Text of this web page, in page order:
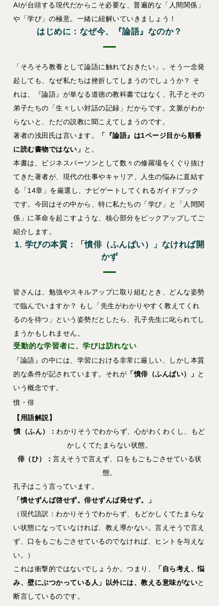
AIが台頭する現代だからこそ必要な、普遍的な「人間関係」
や「学び」の極意。一緒に紐解いていきましょう！
はじめに：なぜ今、『論語』なのか？
「そろそろ教養として論語に触れておきたい」。そう一念発
起しても、なぜ私たちは挫折してしまうのでしょうか？ そ
れは、『論語』が単なる道徳の教科書ではなく、孔子とその
弟子たちの「生々しい対話の記録」だからです。文脈がわか
らないと、ただの説教に聞こえてしまうのです。
著者の浅田氏は言います。
「『論語』は1ページ目から順番
に読む書物ではない」 と。
本書は、ビジネスパーソンとして数々の修羅場をくぐり抜け
てきた著者が、現代の仕事やキャリア、人生の悩みに直結す
る「14章」を厳選し、ナビゲートしてくれるガイドブック
です。今回はその中から、特に私たちの「学び」と「人間関
係」に革命を起こすような、核心部分をピックアップしてご
紹介します。
1. 学びの本質：「憤俳（ふんぱい）」なければ開
かず
皆さんは、勉強やスキルアップに取り組むとき、どんな姿勢
で臨んでいますか？ もし「先生がわかりやすく教えてくれ
るのを待つ」という姿勢だとしたら、孔子先生に叱られてし
まうかもしれません。
受動的な学習者に、学びは訪れない
『論語』の中には、学習における非常に厳しい、しかし本質
的な条件が記されています。それが 「憤俳（ふんぱい）」 と
いう概念です。
憤・俳
【用語解説】
憤（ふん）： わかりそうでわからず、心がわくわくし、もど
かしくてたまらない状態。
俳（ひ）： 言えそうで言えず、口をもごもごさせている状
態。
孔子はこう言っています。
「憤せずんば啓せず。俳せずんば発せず。」
（現代語訳：わかりそうでわからず、もどかしくてたまらな
い状態になっていなければ、教え導かない。言えそうで言え
ず、口をもごもごさせているのでなければ、ヒントを与えな
い。）
これは衝撃的ではないでしょうか。つまり、
「自ら考え、悩
み、壁にぶつかっている人」以外には、教える意味がないと
断言しているのです。